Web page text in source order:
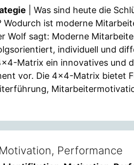
| Was sind heute die
Wodurch ist moderne
Wolf sagt: Moderne
individuell und
Matrix ein innovatives und
vor. Die 4×4-Matrix bietet
Performance